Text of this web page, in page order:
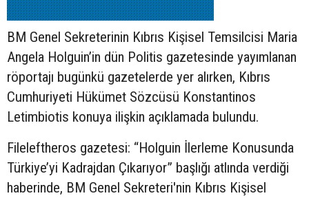
BM Genel Sekreterinin Kıbrıs Kişisel Temsilcisi Maria
Angela Holguin’in dün Politis gazetesinde yayımlanan
röportajı bugünkü gazetelerde yer alırken, Kıbrıs
Cumhuriyeti Hükümet Sözcüsü Konstantinos
Letimbiotis konuya ilişkin açıklamada bulundu.
Fileleftheros gazetesi: “Holguin İlerleme Konusunda
Türkiye’yi Kadrajdan Çıkarıyor” başlığı atlında verdiği
haberinde, BM Genel Sekreteri'nin Kıbrıs Kişisel